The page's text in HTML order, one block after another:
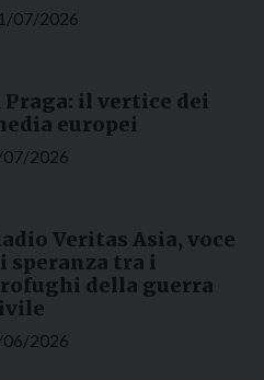
07/2026
Praga: il vertice dei
europei
2026
Veritas Asia, voce
speranza tra i
della guerra
06/2026